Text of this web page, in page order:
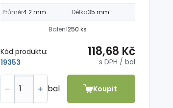
Průměr4.2 mm Délka35 mm
Balení250 ks
Kód produktu:
19353
118,68 Kč
s DPH / bal
bal Koupit